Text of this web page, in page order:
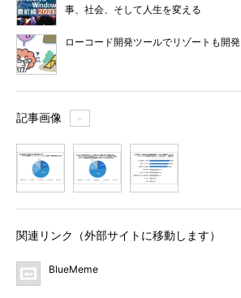
事、社会、そして人生を変える
ローコード開発ツールでリゾートも開発
記事画像 ＋
関連リンク（外部サイトに移動します）
BlueMeme